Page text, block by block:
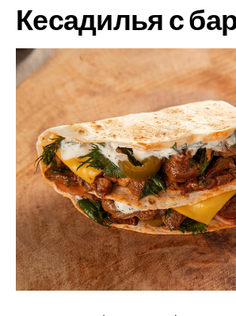
Кесадилья с